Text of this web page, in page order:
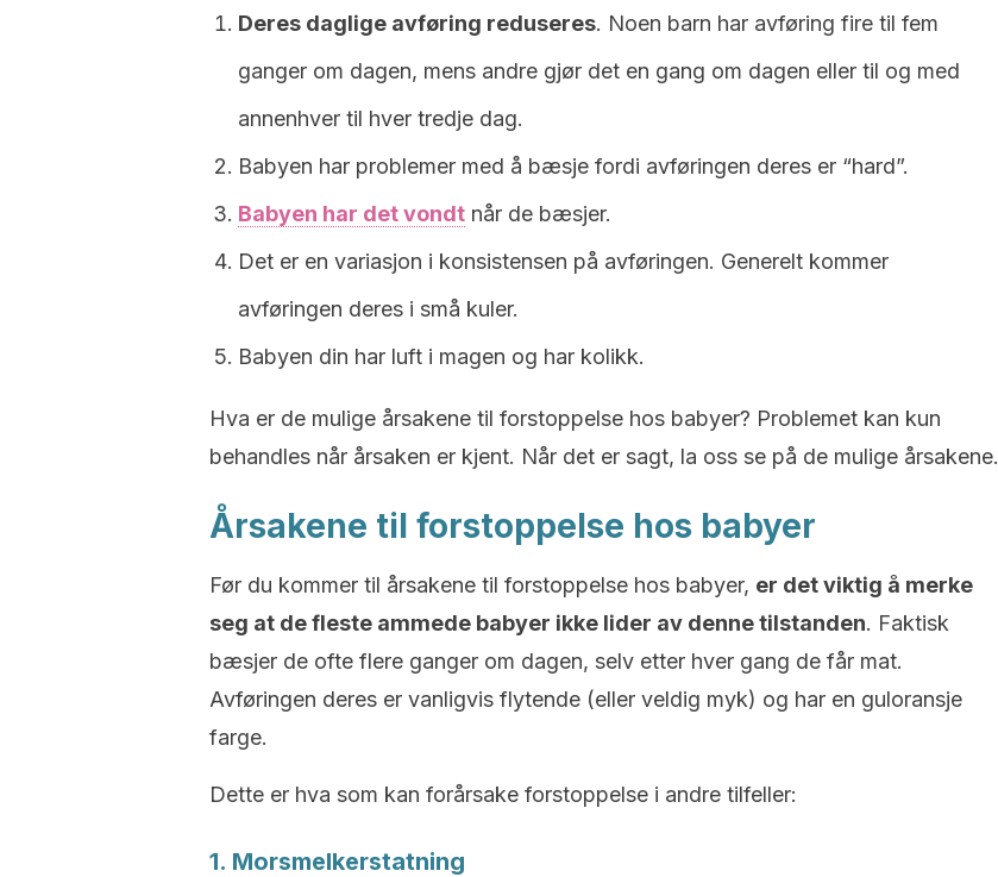
Deres daglige avføring reduseres. Noen barn har avføring fire til fem
ganger om dagen, mens andre gjør det en gang om dagen eller til og med
annenhver til hver tredje dag.
Babyen har problemer med å bæsje fordi avføringen deres er “hard”.
Babyen har det vondt når de bæsjer.
Det er en variasjon i konsistensen på avføringen. Generelt kommer
avføringen deres i små kuler.
Babyen din har luft i magen og har kolikk.
Hva er de mulige årsakene til forstoppelse hos babyer? Problemet kan kun
behandles når årsaken er kjent. Når det er sagt, la oss se på de mulige årsakene.
Årsakene til forstoppelse hos babyer
Før du kommer til årsakene til forstoppelse hos babyer, er det viktig å merke
seg at de fleste ammede babyer ikke lider av denne tilstanden. Faktisk
bæsjer de ofte flere ganger om dagen, selv etter hver gang de får mat.
Avføringen deres er vanligvis flytende (eller veldig myk) og har en guloransje
farge.
Dette er hva som kan forårsake forstoppelse i andre tilfeller:
1. Morsmelkerstatning